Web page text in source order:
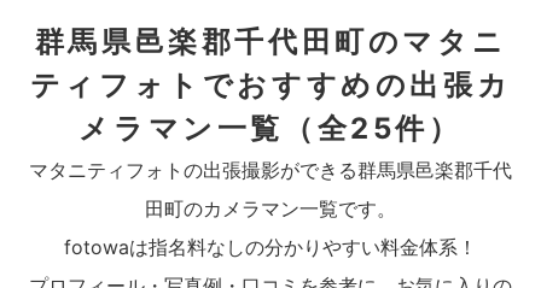
群馬県邑楽郡千代田町のマタニ
ティフォトでおすすめの出張カ
メラマン一覧
（全25件）
マタニティフォトの出張撮影ができる群馬県邑楽郡千代
田町のカメラマン一覧です。
fotowaは指名料なしの分かりやすい料金体系！